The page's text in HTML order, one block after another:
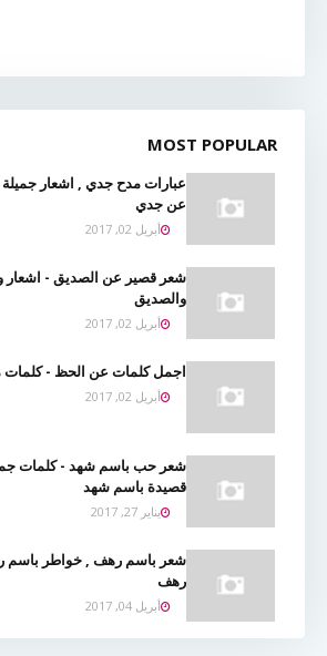
MOST POPULAR
عبارات مدح جدي , اشعار
عن جدي
أبريل 02, 2017
شعر قصير عن الصديق -
والصديق
أبريل 02, 2017
اجمل كلمات عن الحظ - كلمات
أبريل 02, 2017
شعر حب باسم شهد - كلمات
قصيدة باسم شهد
يناير 27, 2017
شعر باسم رهف , خواطر باسم
رهف
أبريل 04, 2017